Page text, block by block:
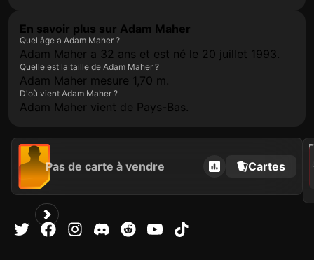
En savoir plus sur Adam Maher
Quel âge a Adam Maher ?
Adam Maher a 32 ans et est né le 20 juillet 1993.
Quelle est la taille de Adam Maher ?
Adam Maher mesure 1,70 m.
D'où vient Adam Maher ?
Adam Maher vient de Pays-Bas.
Pas de carte à vendre Cartes
2020